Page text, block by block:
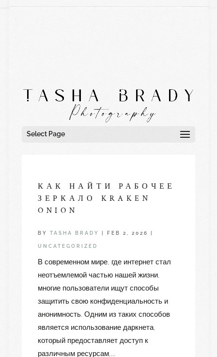
Select Page
КАК НАЙТИ РАБОЧЕЕ
ЗЕРКАЛО KRAKEN
ONION
BY TASHA BRADY FEB 2, 2026
UNCATEGORIZED
В современном мире, где интернет стал
неотъемлемой частью нашей жизни,
многие пользователи ищут способы
защитить свою конфиденциальность и
анонимность. Одним из таких способов
является использование даркнета,
который предоставляет доступ к
различным ресурсам,...